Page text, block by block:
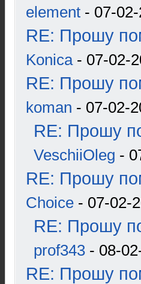
element - 07-
RE: Прошу
Konica- 07-02-
RE: Прошу
koman - 07-02-
RE: Прошу
VeschiiOleg -
RE: Прошу
Choice - 07-02-
RE: Прошу
prof343 - 08-
RE: Прошу